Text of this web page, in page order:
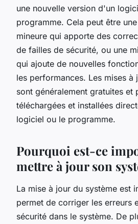
une nouvelle version d'un
programme. Cela peut être
mineure qui apporte des
de failles de sécurité, ou une
qui ajoute de nouvelles
les performances. Les mises à
sont généralement gratuites et
téléchargées et installées
logiciel ou le programme.
Pourquoi est-ce
mettre à jour son
La mise à jour du système est
permet de corriger les erreurs
sécurité dans le système. De